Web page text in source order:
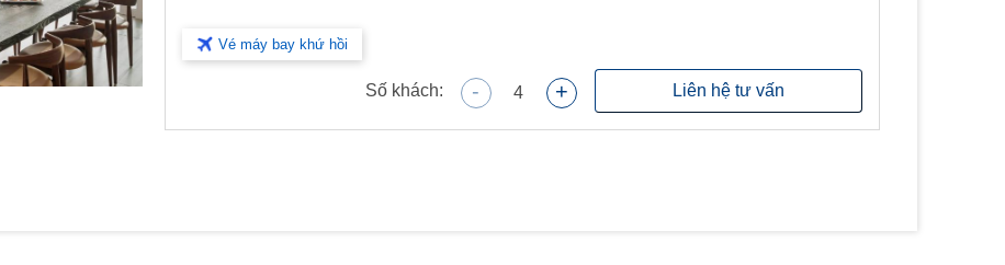
Vé máy bay khứ hồi
Số khách: - 4 + Liên hệ tư vấn